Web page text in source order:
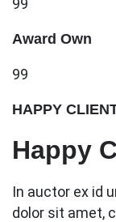
99
Award Own
99
HAPPY
Happy
In auctor ex id
dolor sit amet,